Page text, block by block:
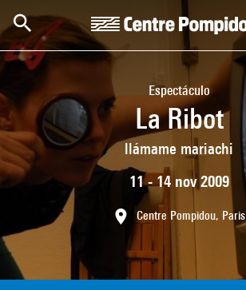
Espectáculo
La Ribot
llámame mariachi
11 - 14 nov 2009
Centre Pompidou, Paris